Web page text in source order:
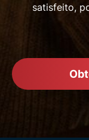
satisfeito,